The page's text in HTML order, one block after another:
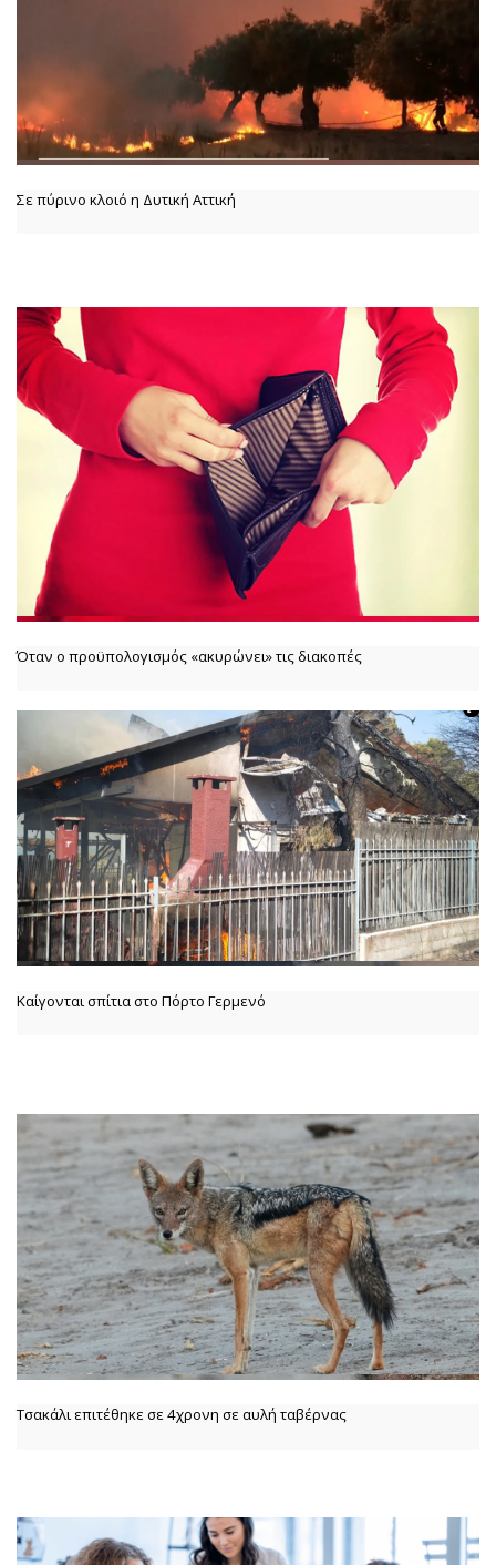
Σε πύρινο κλοιό η Δυτική Αττική
Όταν ο προϋπολογισμός «ακυρώνει» τις διακοπές
Καίγονται σπίτια στο Πόρτο Γερμενό
Τσακάλι επιτέθηκε σε 4χρονη σε αυλή ταβέρνας